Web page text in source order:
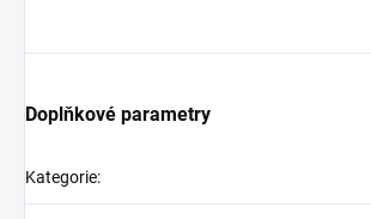
Doplňkové parametry
Kategorie: